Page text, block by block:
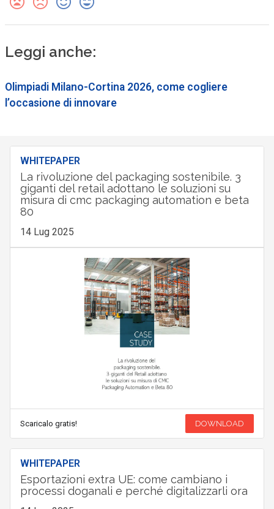
Leggi anche:
Olimpiadi Milano-Cortina 2026, come cogliere
l’occasione di innovare
WHITEPAPER
La rivoluzione del packaging sostenibile. 3
giganti del retail adottano le soluzioni su
misura di cmc packaging automation e beta
80
14 Lug 2025
Scaricalo gratis! DOWNLOAD
WHITEPAPER
Esportazioni extra UE: come cambiano i
processi doganali e perché digitalizzarli ora